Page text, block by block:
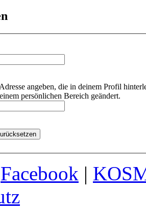
angeben, die in deinem Profil
persönlichen Bereich geändert.
Facebook |